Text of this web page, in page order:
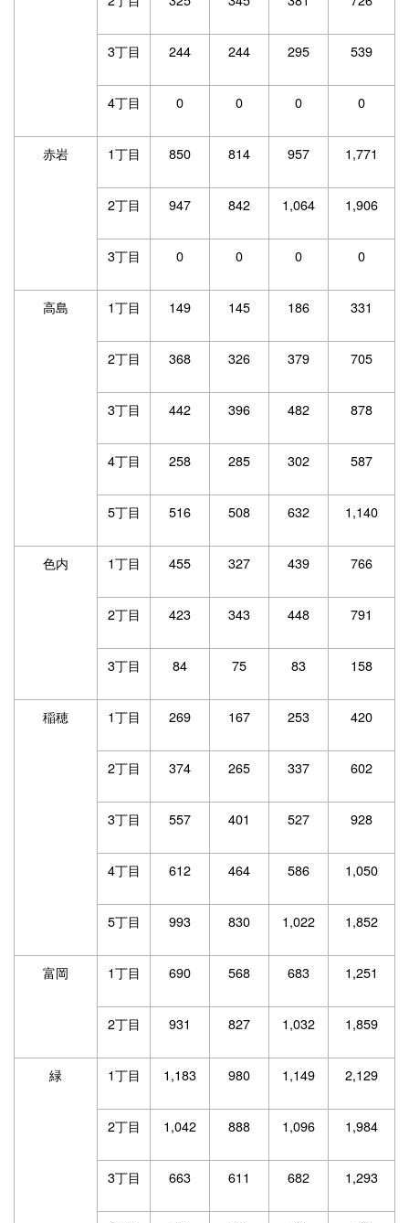
3丁目 244 244 295 539
4丁目 0 0 0 0
赤岩 1丁目 850 814 957 1,771
2丁目 947 842 1,064 1,906
3丁目 0 0 0 0
高島 1丁目 149 145 186 331
2丁目 368 326 379 705
3丁目 442 396 482 878
4丁目 258 285 302 587
5丁目 516 508 632 1,140
色内 1丁目 455 327 439 766
2丁目 423 343 448 791
3丁目 84 75 83 158
稲穂 1丁目 269 167 253 420
2丁目 374 265 337 602
3丁目 557 401 527 928
4丁目 612 464 586 1,050
5丁目 993 830 1,022 1,852
富岡 1丁目 690 568 683 1,251
2丁目 931 827 1,032 1,859
緑 1丁目 1,183 980 1,149 2,129
2丁目 1,042 888 1,096 1,984
3丁目 663 611 682 1,293